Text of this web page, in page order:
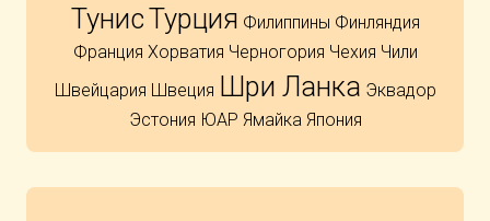
ТунисТурция Филиппины Финляндия
Франция Хорватия Черногория Чехия Чили
Швейцария Швеция Шри Ланка Эквадор
Эстония ЮАР Ямайка Япония